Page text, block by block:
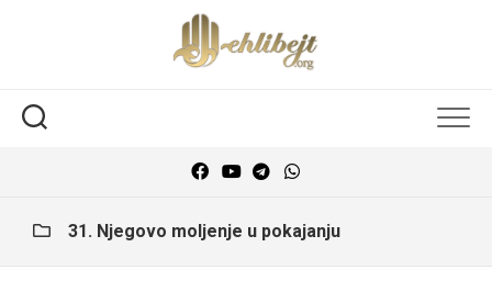
31. Njegovo moljenje u pokajanju